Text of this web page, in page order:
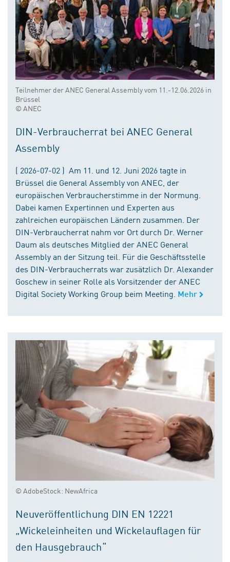
Teilnehmer der ANEC General Assembly vom 11.-12.06.2026 in
Brüssel
© ANEC
DIN-Verbraucherrat bei ANEC General
Assembly
( 2026-07-02 ) Am 11. und 12. Juni 2026 tagte in
Brüssel die General Assembly von ANEC, der
europäischen Verbraucherstimme in der Normung.
Dabei kamen Expertinnen und Experten aus
zahlreichen europäischen Ländern zusammen. Der
DIN-Verbraucherrat nahm vor Ort durch Dr. Werner
Daum als deutsches Mitglied der ANEC General
Assembly an der Sitzung teil. Für die Geschäftsstelle
des DIN-Verbraucherrats war zusätzlich Dr. Alexander
Goschew in seiner Rolle als Vorsitzender der ANEC
Digital Society Working Group beim Meeting. Mehr
© AdobeStock: NewAfrica
Neuveröffentlichung DIN EN 12221
„Wickeleinheiten und Wickelauflagen für
den Hausgebrauch“